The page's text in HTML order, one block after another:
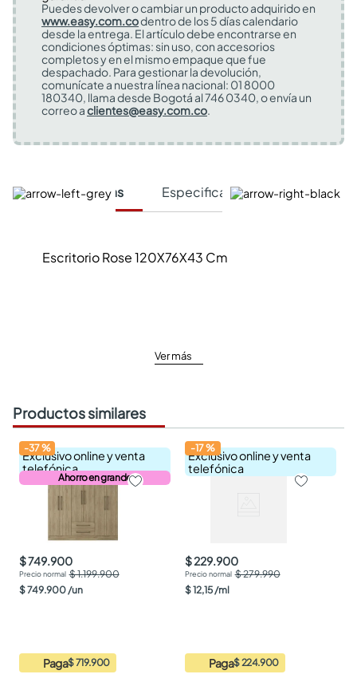
Puedes devolver o cambiar un producto adquirido en
www.easy.com.codentro de los 5 días calendario
desde la entrega. El artículo debe encontrarse en
condiciones óptimas: sin uso, con accesorios
completos y en el mismo empaque que fue
despachado. Para gestionar la devolución,
comunícate a nuestra línea nacional: 01 8000
180340, llama desde Bogotá al 746 0340, o envía un
correo aclientes@easy.com.co.
Características Especificaciones Técnicas
Escritorio Rose 120X76X43 Cm
Ver más
Productos similares
Exclusivo online y venta
telefónica
Ahorro en grande
-37%
$ 749.900
$ 1.199.900
$749.900 /un
Paga$ 719.900
Exclusivo online y venta
telefónica
-17%
$ 229.900
$ 279.990
$12,15 /ml
Paga$ 224.900